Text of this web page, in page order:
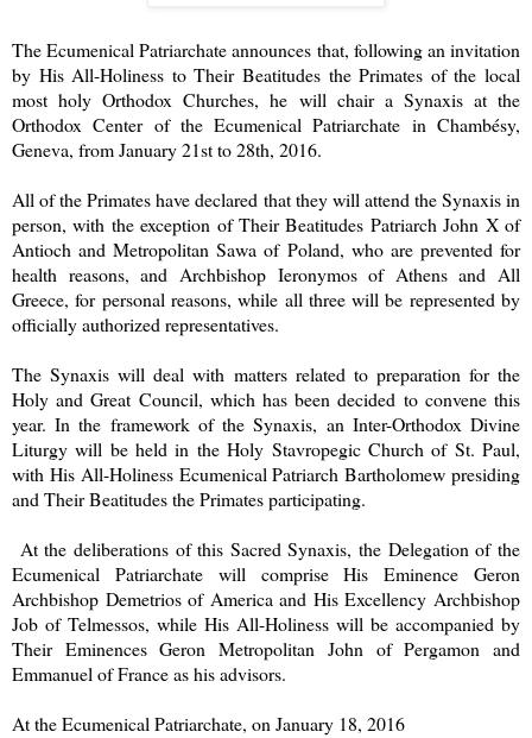
The Ecumenical Patriarchate announces that, following an invitation
by His All-Holiness to Their Beatitudes the Primates of the local
most holy Orthodox Churches, he will chair a Synaxis at the
Orthodox Center of the Ecumenical Patriarchate in Chambésy,
Geneva, from January 21st to 28th, 2016.
All of the Primates have declared that they will attend the Synaxis in
person, with the exception of Their Beatitudes Patriarch John X of
Antioch and Metropolitan Sawa of Poland, who are prevented for
health reasons, and Archbishop Ieronymos of Athens and All
Greece, for personal reasons, while all three will be represented by
officially authorized representatives.
The Synaxis will deal with matters related to preparation for the
Holy and Great Council, which has been decided to convene this
year. In the framework of the Synaxis, an Inter-Orthodox Divine
Liturgy will be held in the Holy Stavropegic Church of St. Paul,
with His All-Holiness Ecumenical Patriarch Bartholomew presiding
and Their Beatitudes the Primates participating.
At the deliberations of this Sacred Synaxis, the Delegation of the
Ecumenical Patriarchate will comprise His Eminence Geron
Archbishop Demetrios of America and His Excellency Archbishop
Job of Telmessos, while His All-Holiness will be accompanied by
Their Eminences Geron Metropolitan John of Pergamon and
Emmanuel of France as his advisors.
At the Ecumenical Patriarchate, on January 18, 2016